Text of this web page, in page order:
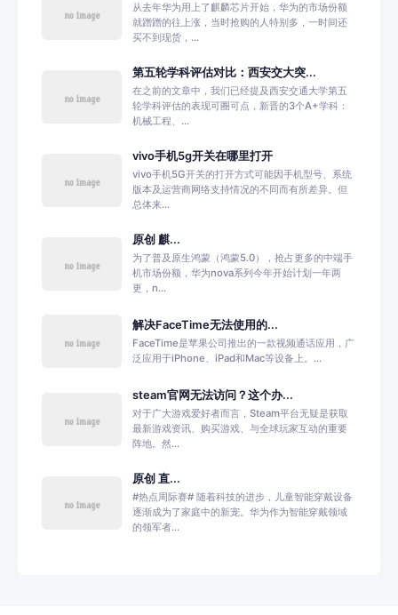
从去年华为用上了麒麟芯片开始，华为的市场份额
就蹭蹭的往上涨，当时抢购的人特别多，一时间还
买不到现货，...
第五轮学科评估对比：西安交大突...
在之前的文章中，我们已经提及西安交通大学第五
轮学科评估的表现可圈可点，新晋的3个A+学科：
机械工程、...
vivo手机5g开关在哪里打开
vivo手机5G开关的打开方式可能因手机型号、系统
版本及运营商网络支持情况的不同而有所差异。但
总体来...
原创 麒...
为了普及原生鸿蒙（鸿蒙5.0），抢占更多的中端手
机市场份额，华为nova系列今年开始计划一年两
更，n...
解决FaceTime无法使用的...
FaceTime是苹果公司推出的一款视频通话应用，广
泛应用于iPhone、iPad和Mac等设备上。...
steam官网无法访问？这个办...
对于广大游戏爱好者而言，Steam平台无疑是获取
最新游戏资讯、购买游戏、与全球玩家互动的重要
阵地。然...
原创 直...
#热点周际赛# 随着科技的进步，儿童智能穿戴设备
逐渐成为了家庭中的新宠。华为作为智能穿戴领域
的领军者...